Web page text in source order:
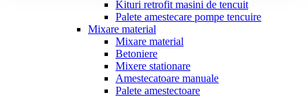
Kituri retrofit masini de tencuit
Palete amestecare pompe tencuire
Mixare material
Mixare material
Betoniere
Mixere stationare
Amestecatoare manuale
Palete amestectoare